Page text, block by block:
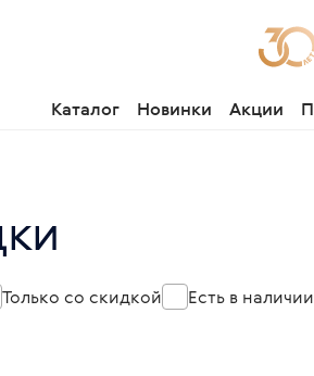
Каталог Новинки Акции
Только со скидкой Есть в наличии